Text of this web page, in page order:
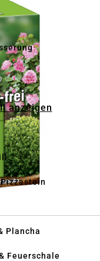
anzeigen
Plancha
Feuerschale